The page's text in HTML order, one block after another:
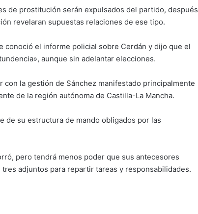
de prostitución serán expulsados del partido, después
revelaran supuestas relaciones de ese tipo.
conoció el informe policial sobre Cerdán y dijo que el
aunque sin adelantar elecciones.
la gestión de Sánchez manifestado principalmente
de la región autónoma de Castilla-La Mancha.
de su estructura de mando obligados por las
pero tendrá menos poder que sus antecesores
adjuntos para repartir tareas y responsabilidades.